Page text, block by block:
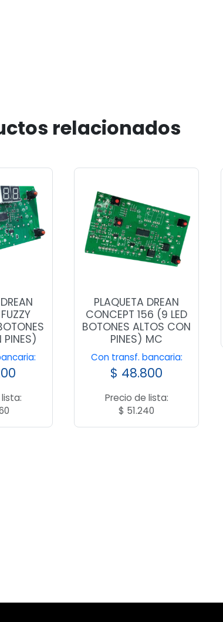
relacionados
PINES)
PLAQUETA DREAN
CONCEPT 156 (9 LED
BOTONES ALTOS CON
PINES) MC
Con transf. bancaria:
$ 48.800
Precio de lista:
$ 51.240